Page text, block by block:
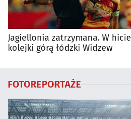
Jagiellonia zatrzymana. W hicie
kolejki górą łódzki Widzew
FOTOREPORTAŻE